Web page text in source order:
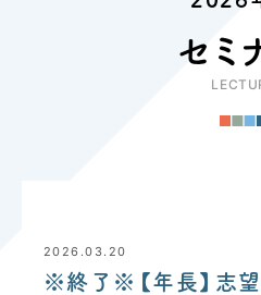
セミ
2026.03.20
※終了※【年長】志望